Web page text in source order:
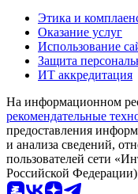
Этика и
Оказание услуг
Использование
Защита
ИТ аккредитация
На информационном
рекомендательные
предоставления
и анализа сведений,
пользователей сети
Российской Федерации)